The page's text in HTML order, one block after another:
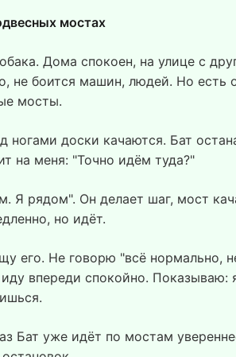
мостах
Дома спокоен, на улице с
не боится машин, людей. Но есть
мосты.
доски качаются. Бат
на меня: "Точно идём туда?"
Я рядом". Он делает шаг, мост
но идёт.
его. Не говорю "всё нормально,
впереди спокойно. Показываю:
Бат уже идёт по мостам